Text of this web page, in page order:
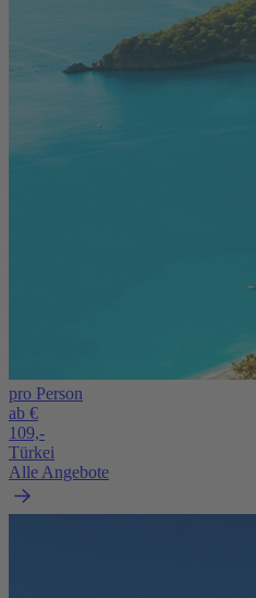
pro Person
ab €
109,-
Türkei
Alle Angebote